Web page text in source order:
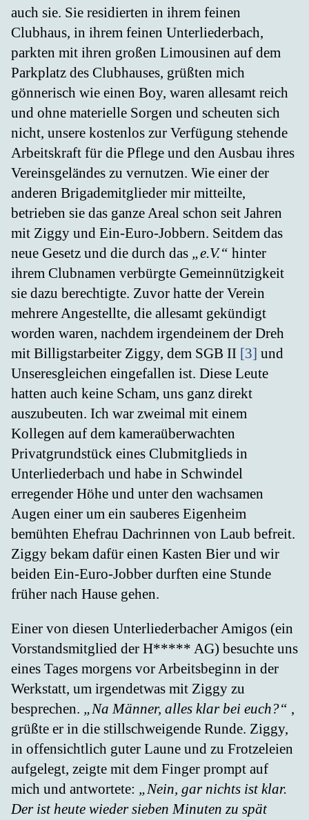
auch sie. Sie residierten in ihrem feinen
Clubhaus, in ihrem feinen Unterliederbach,
parkten mit ihren großen Limousinen auf dem
Parkplatz des Clubhauses, grüßten mich
gönnerisch wie einen Boy, waren allesamt reich
und ohne materielle Sorgen und scheuten sich
nicht, unsere kostenlos zur Verfügung stehende
Arbeitskraft für die Pflege und den Ausbau ihres
Vereinsgeländes zu vernutzen. Wie einer der
anderen Brigademitglieder mir mitteilte,
betrieben sie das ganze Areal schon seit Jahren
mit Ziggy und Ein-Euro-Jobbern. Seitdem das
neue Gesetz und die durch das „e.V.“ hinter
ihrem Clubnamen verbürgte Gemeinnützigkeit
sie dazu berechtigte. Zuvor hatte der Verein
mehrere Angestellte, die allesamt gekündigt
worden waren, nachdem irgendeinem der Dreh
mit Billigstarbeiter Ziggy, dem SGB II [3] und
Unseresgleichen eingefallen ist. Diese Leute
hatten auch keine Scham, uns ganz direkt
auszubeuten. Ich war zweimal mit einem
Kollegen auf dem kameraüberwachten
Privatgrundstück eines Clubmitglieds in
Unterliederbach und habe in Schwindel
erregender Höhe und unter den wachsamen
Augen einer um ein sauberes Eigenheim
bemühten Ehefrau Dachrinnen von Laub befreit.
Ziggy bekam dafür einen Kasten Bier und wir
beiden Ein-Euro-Jobber durften eine Stunde
früher nach Hause gehen.
Einer von diesen Unterliederbacher Amigos (ein
Vorstandsmitglied der H***** AG) besuchte uns
eines Tages morgens vor Arbeitsbeginn in der
Werkstatt, um irgendetwas mit Ziggy zu
besprechen. „Na Männer, alles klar bei euch?“ ,
grüßte er in die stillschweigende Runde. Ziggy,
in offensichtlich guter Laune und zu Frotzeleien
aufgelegt, zeigte mit dem Finger prompt auf
mich und antwortete: „Nein, gar nichts ist klar.
Der ist heute wieder sieben Minuten zu spät